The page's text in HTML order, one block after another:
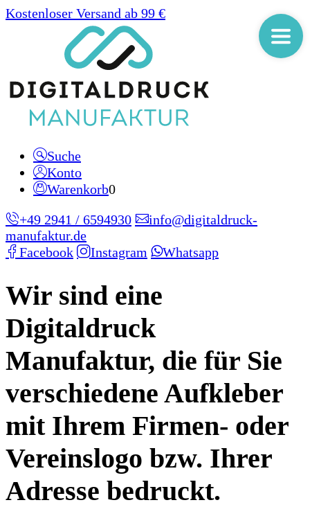
Kostenloser Versand ab 99 €
Suche
Konto
Warenkorb0
+49 2941 / 6594930
info@digitaldruck-
manufaktur.de
Facebook
Instagram Whatsapp
Wir sind eine
Digitaldruck
Manufaktur, die für Sie
verschiedene Aufkleber
mit Ihrem Firmen- oder
Vereinslogo bzw. Ihrer
Adresse bedruckt.